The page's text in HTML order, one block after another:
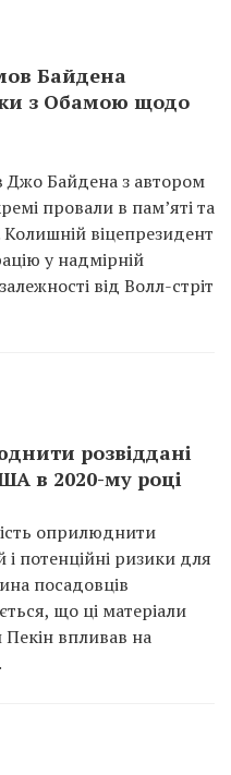
Байдена
з Обамою щодо
Байдена з автором
провали в пам’яті та
віцепрезидент
у надмірній
від Волл-стріт
розвіддані
в 2020-му році
оприлюднити
і потенційні ризики для
посадовців
що ці матеріали
Пекін впливав на